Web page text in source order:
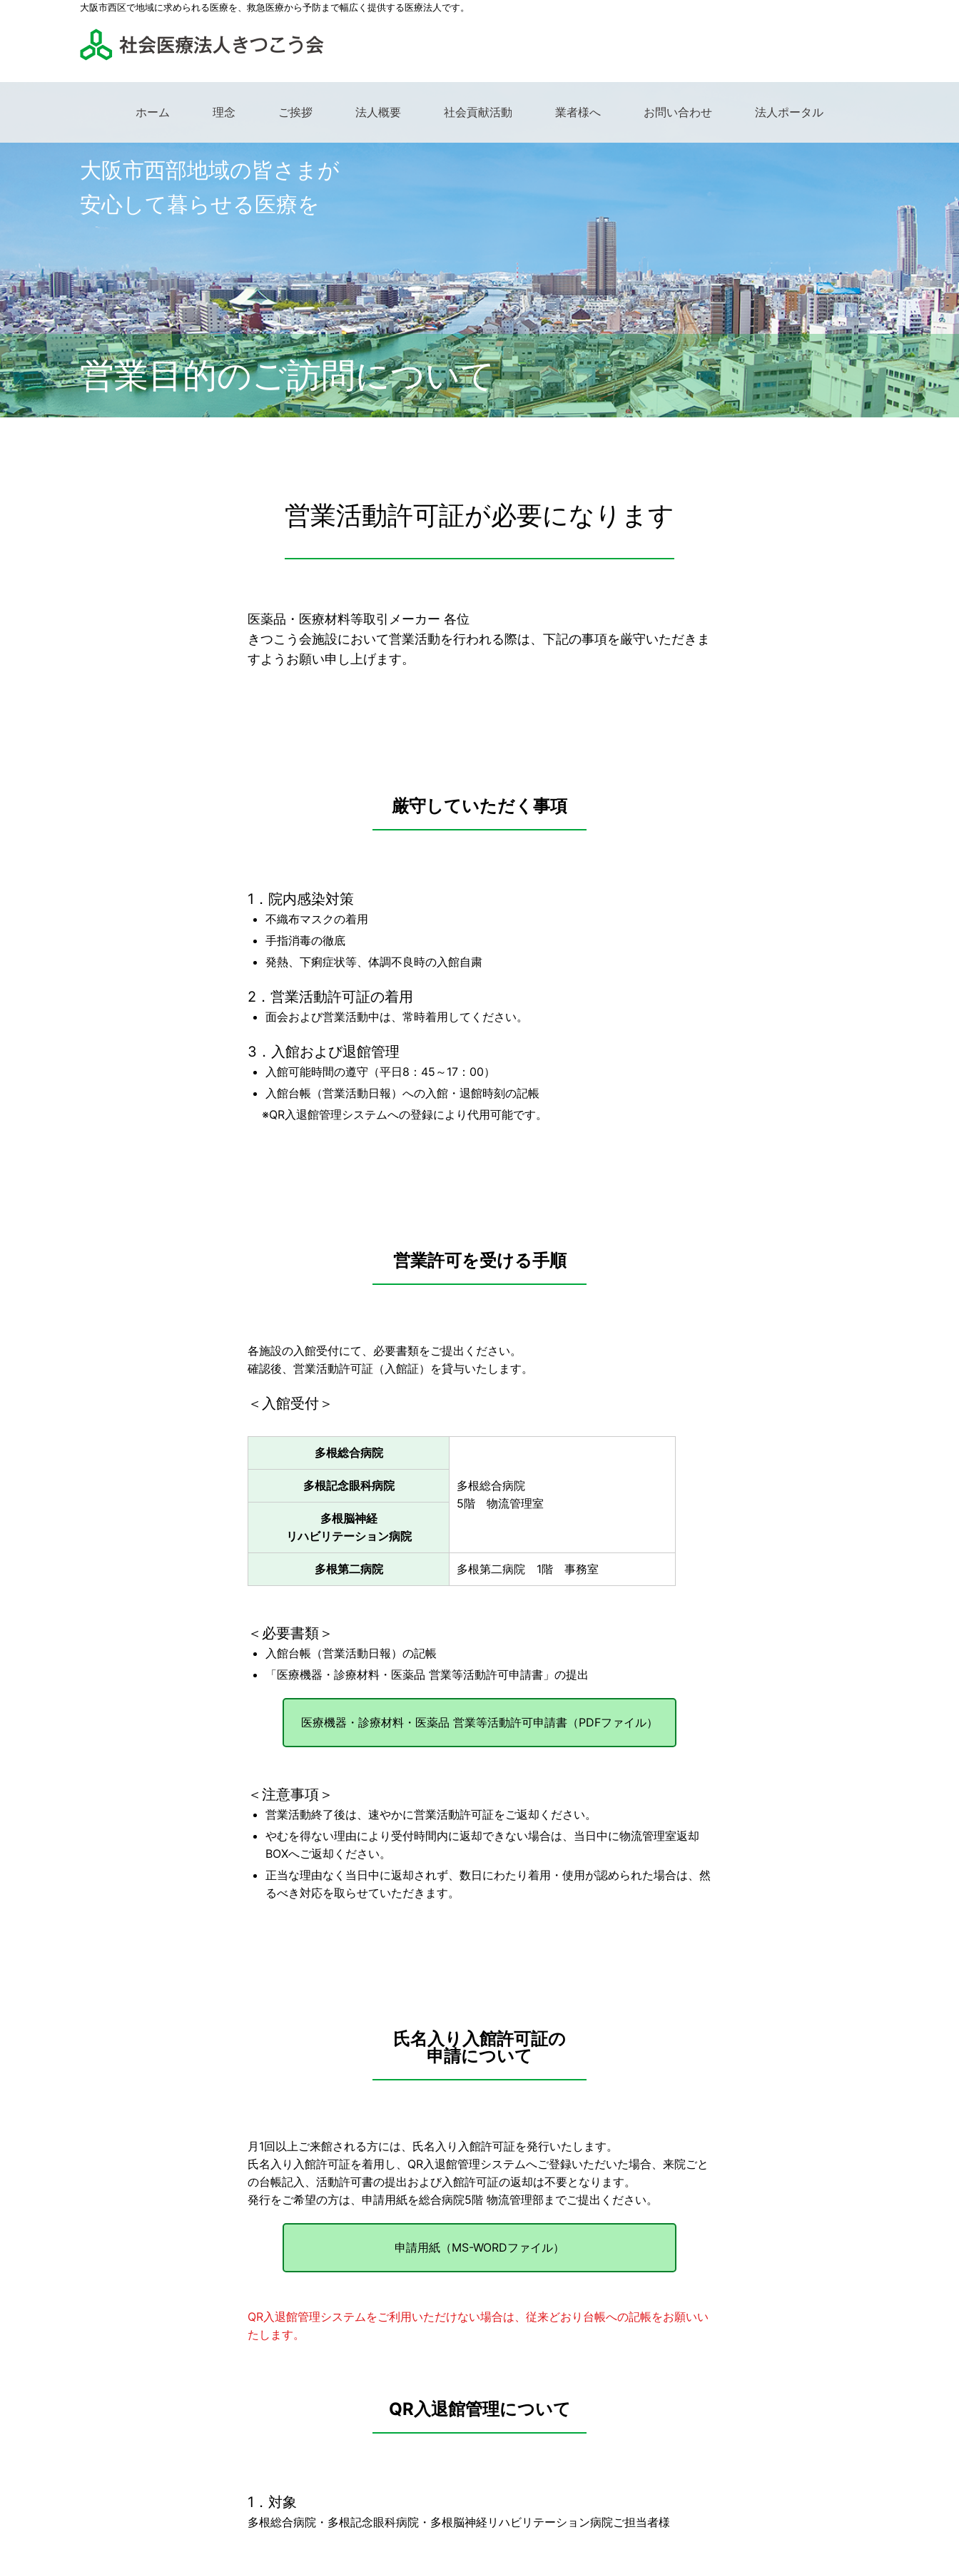
大阪市西区で地域に求められる医療を、救急医療から予防まで幅広く提供する医療法人です。
ホーム 理念 ご挨拶 法人概要 社会貢献活動 業者様へ お問い合わせ 法人ポータル
大阪市西部地域の皆さまが
安心して暮らせる医療を
営業目的のご訪問について
営業活動許可証が必要になります
医薬品・医療材料等取引メーカー 各位
きつこう会施設において営業活動を行われる際は、下記の事項を厳守いただきま
すようお願い申し上げます。
厳守していただく事項
1．院内感染対策
不織布マスクの着用
手指消毒の徹底
発熱、下痢症状等、体調不良時の入館自粛
2．営業活動許可証の着用
面会および営業活動中は、常時着用してください。
3．入館および退館管理
入館可能時間の遵守（平日8：45～17：00）
入館台帳（営業活動日報）への入館・退館時刻の記帳
※QR入退館管理システムへの登録により代用可能です。
営業許可を受ける手順
各施設の入館受付にて、必要書類をご提出ください。
確認後、営業活動許可証（入館証）を貸与いたします。
＜入館受付＞
多根総合病院
多根総合病院
5階 物流管理室
多根記念眼科病院
多根脳神経
リハビリテーション病院
多根第二病院 多根第二病院 1階 事務室
＜必要書類＞
入館台帳（営業活動日報）の記帳
「医療機器・診療材料・医薬品 営業等活動許可申請書」の提出
医療機器・診療材料・医薬品 営業等活動許可申請書（PDFファイル）
＜注意事項＞
営業活動終了後は、速やかに営業活動許可証をご返却ください。
やむを得ない理由により受付時間内に返却できない場合は、当日中に物流管理室返却
BOXへご返却ください。
正当な理由なく当日中に返却されず、数日にわたり着用・使用が認められた場合は、然
るべき対応を取らせていただきます。
氏名入り入館許可証の
申請について
月1回以上ご来館される方には、氏名入り入館許可証を発行いたします。
氏名入り入館許可証を着用し、QR入退館管理システムへご登録いただいた場合、来院ごと
の台帳記入、活動許可書の提出および入館許可証の返却は不要となります。
発行をご希望の方は、申請用紙を総合病院5階 物流管理部までご提出ください。
申請用紙（MS-WORDファイル）
QR入退館管理システムをご利用いただけない場合は、従来どおり台帳への記帳をお願いい
たします。
QR入退館管理について
1．対象
多根総合病院・多根記念眼科病院・多根脳神経リハビリテーション病院ご担当者様